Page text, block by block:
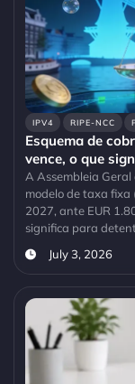
IPV4 RIPE-NCC
Esquema de
vence, o que
A Assembleia Geral
modelo de taxa fixa
2027, ante EUR
significa para
July 3, 2026